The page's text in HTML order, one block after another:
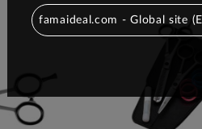
famaideal.com - Global site